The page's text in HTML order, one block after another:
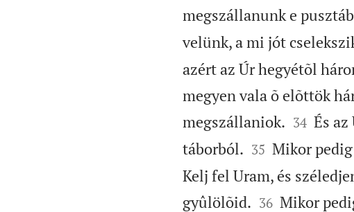
megszállanunk e
velünk, a mi jót
azért az Úr hegyétõl
megyen vala õ elõttök
megszállaniok.
34 És
táborból.
35 Mikor
Kelj fel Uram, és
gyûlölõid.
36 Mikor